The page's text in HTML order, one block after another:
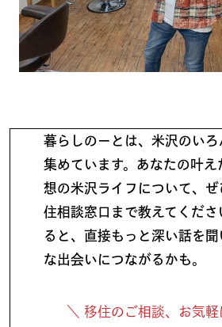
暮らしのーとは、米沢のいろ
集めています。あなたの叶え
想の米沢ライフについて、
住相談窓口まで教えてくださ
ると、直接もっと深い話を
な出会いにつながるかも。
＼ 移住のご相談、お気軽